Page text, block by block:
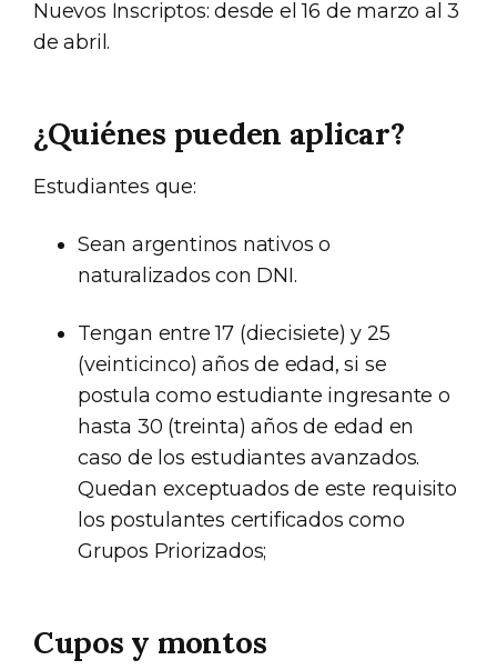
Nuevos Inscriptos: desde el 16 de marzo al 3
de abril.
¿Quiénes pueden aplicar?
Estudiantes que:
Sean argentinos nativos o
naturalizados con DNI.
Tengan entre 17 (diecisiete) y 25
(veinticinco) años de edad, si se
postula como estudiante ingresante o
hasta 30 (treinta) años de edad en
caso de los estudiantes avanzados.
Quedan exceptuados de este requisito
los postulantes certificados como
Grupos Priorizados;
Cupos y montos